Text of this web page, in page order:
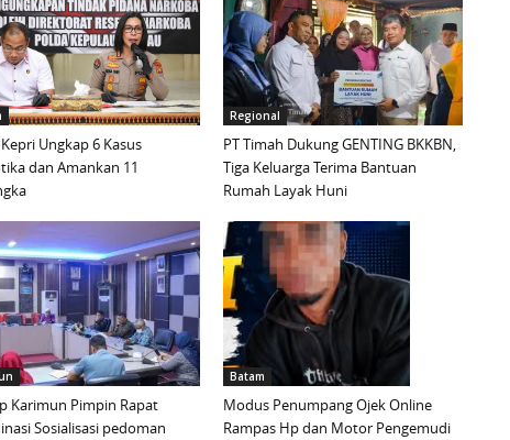
Ungkap 6 Kasus
dan Amankan 11
Regional
PT Timah Dukung GENTING BKKBN,
Tiga Keluarga Terima Bantuan
Rumah Layak Huni
Karimun Pimpin Rapat
Sosialisasi pedoman
Batam
Modus Penumpang Ojek Online
Rampas Hp dan Motor Pengemudi